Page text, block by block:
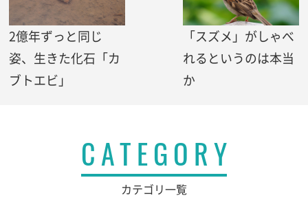
2億年ずっと同じ
姿、生きた化石「カ
ブトエビ」
「スズメ」がしゃべ
れるというのは本当
か
CATEGORY
カテゴリ一覧